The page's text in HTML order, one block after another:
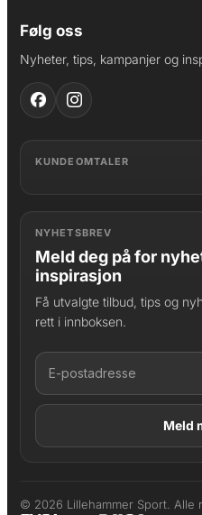
Følg oss
Nyheter, tips, kampanjer og
KUNDEOMTALER
NYHETSBREV
Meld deg på for
inspirasjon
Få utvalgte tilbud, tips og
rett i innboksen.
© 2026 Lillehammer Sport. Alle
LAGT I
Produktet er